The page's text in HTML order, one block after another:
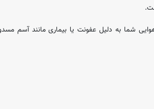
شما به دلیل عفونت یا بیماری مانند آسم